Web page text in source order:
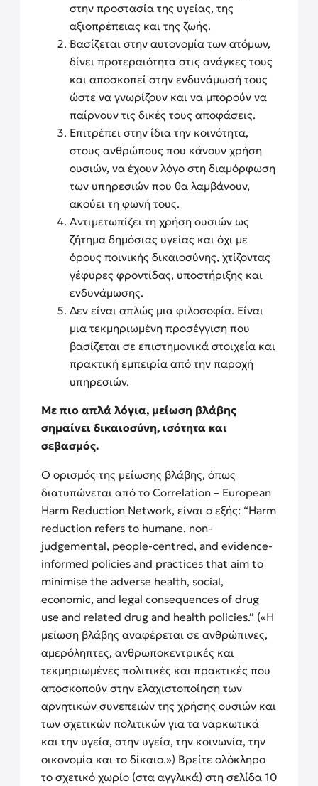
στην προστασία της υγείας, της
αξιοπρέπειας και της ζωής.
Βασίζεται στην αυτονομία των ατόμων,
δίνει προτεραιότητα στις ανάγκες τους
και αποσκοπεί στην ενδυνάμωσή τους
ώστε να γνωρίζουν και να μπορούν να
παίρνουν τις δικές τους αποφάσεις.
Επιτρέπει στην ίδια την κοινότητα,
στους ανθρώπους που κάνουν χρήση
ουσιών, να έχουν λόγο στη διαμόρφωση
των υπηρεσιών που θα λαμβάνουν,
ακούει τη φωνή τους.
Αντιμετωπίζει τη χρήση ουσιών ως
ζήτημα δημόσιας υγείας και όχι με
όρους ποινικής δικαιοσύνης, χτίζοντας
γέφυρες φροντίδας, υποστήριξης και
ενδυνάμωσης.
Δεν είναι απλώς μια φιλοσοφία. Είναι
μια τεκμηριωμένη προσέγγιση που
βασίζεται σε επιστημονικά στοιχεία και
πρακτική εμπειρία από την παροχή
υπηρεσιών.
Με πιο απλά λόγια, μείωση βλάβης
σημαίνει δικαιοσύνη, ισότητα και
σεβασμός.
Ο ορισμός της μείωσης βλάβης, όπως
διατυπώνεται από το Correlation – European
Harm Reduction Network, είναι ο εξής: “Harm
reduction refers to humane, non-
judgemental, people-centred, and evidence-
informed policies and practices that aim to
minimise the adverse health, social,
economic, and legal consequences of drug
use and related drug and health policies.” («Η
μείωση βλάβης αναφέρεται σε ανθρώπινες,
αμερόληπτες, ανθρωποκεντρικές και
τεκμηριωμένες πολιτικές και πρακτικές που
αποσκοπούν στην ελαχιστοποίηση των
αρνητικών συνεπειών της χρήσης ουσιών και
των σχετικών πολιτικών για τα ναρκωτικά
και την υγεία, στην υγεία, την κοινωνία, την
οικονομία και το δίκαιο.») Βρείτε ολόκληρο
το σχετικό χωρίο (στα αγγλικά) στη σελίδα 10